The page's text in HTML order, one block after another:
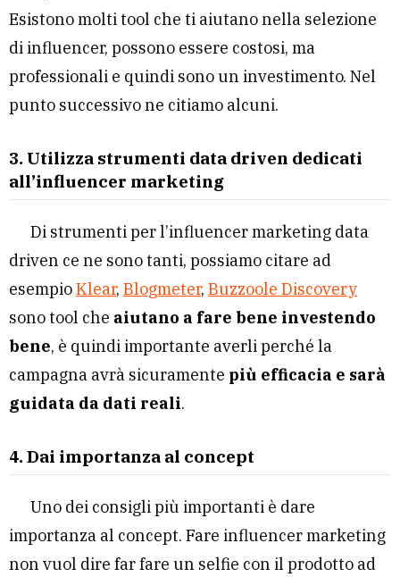
Esistono molti tool che ti aiutano nella selezione
di influencer, possono essere costosi, ma
professionali e quindi sono un investimento. Nel
punto successivo ne citiamo alcuni.
3. Utilizza strumenti data driven dedicati
all’influencer marketing
Di strumenti per l’influencer marketing data
driven ce ne sono tanti, possiamo citare ad
esempioKlear, Blogmeter, Buzzoole Discovery
sono tool che aiutano a fare bene investendo
bene, è quindi importante averli perché la
campagna avrà sicuramente più efficacia e sarà
guidata da dati reali.
4. Dai importanza al concept
Uno dei consigli più importanti è dare
importanza al concept. Fare influencer marketing
non vuol dire far fare un selfie con il prodotto ad